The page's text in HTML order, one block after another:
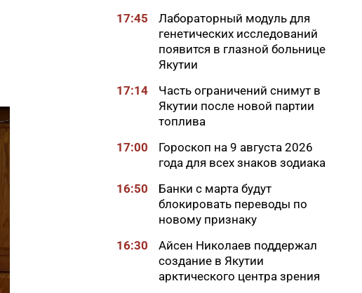
17:45
Лабораторный модуль для
генетических исследований
появится в глазной больнице
Якутии
17:14
Часть ограничений снимут в
Якутии после новой партии
топлива
17:00
Гороскоп на 9 августа 2026
года для всех знаков зодиака
16:50
Банки с марта будут
блокировать переводы по
новому признаку
16:30
Айсен Николаев поддержал
создание в Якутии
арктического центра зрения